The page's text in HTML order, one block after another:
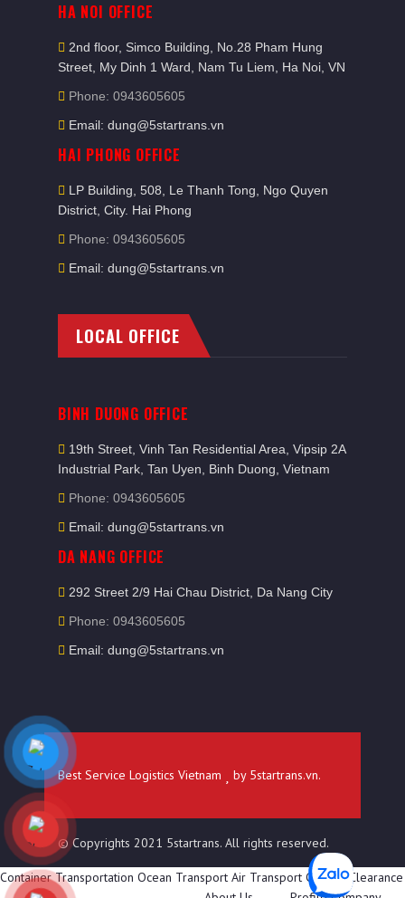
HA NOI OFFICE
2nd floor, Simco Building, No.28 Pham Hung
Street, My Dinh 1 Ward, Nam Tu Liem, Ha Noi, VN
Phone: 0943605605
Email: dung@5startrans.vn
HAI PHONG OFFICE
LP Building, 508, Le Thanh Tong, Ngo Quyen
District, City. Hai Phong
Phone: 0943605605
Email: dung@5startrans.vn
LOCAL OFFICE
BINH DUONG OFFICE
19th Street, Vinh Tan Residential Area, Vipsip 2A
Industrial Park, Tan Uyen, Binh Duong, Vietnam
Phone: 0943605605
Email: dung@5startrans.vn
DA NANG OFFICE
292 Street 2/9 Hai Chau District, Da Nang City
Phone: 0943605605
Email: dung@5startrans.vn
Best Service Logistics Vietnam by 5startrans.vn.
© Copyrights 2021 5startrans. All rights reserved.
Container Transportation Ocean Transport Air Transport Custom Clearance